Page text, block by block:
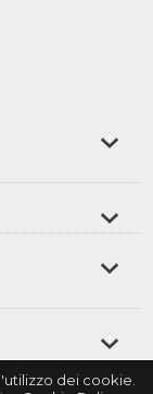
dei cookie.